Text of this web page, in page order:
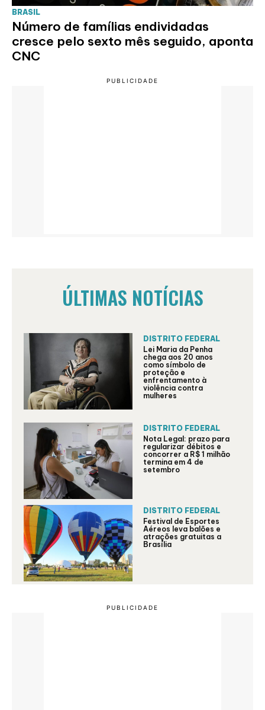
BRASIL
Número de famílias endividadas
cresce pelo sexto mês seguido, aponta
CNC
ÚLTIMAS NOTÍCIAS
DISTRITO FEDERAL
Lei Maria da Penha
chega aos 20 anos
como símbolo de
proteção e
enfrentamento à
violência contra
mulheres
DISTRITO FEDERAL
Nota Legal: prazo para
regularizar débitos e
concorrer a R$ 1 milhão
termina em 4 de
setembro
DISTRITO FEDERAL
Festival de Esportes
Aéreos leva balões e
atrações gratuitas a
Brasília